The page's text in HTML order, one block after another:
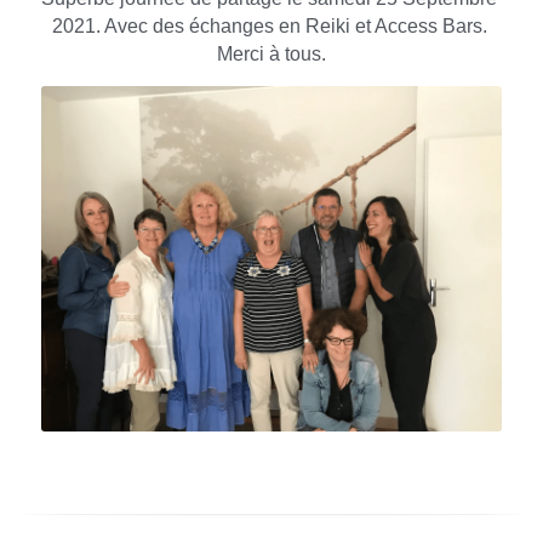
2021. Avec des échanges en Reiki et Access Bars.
Merci à tous.